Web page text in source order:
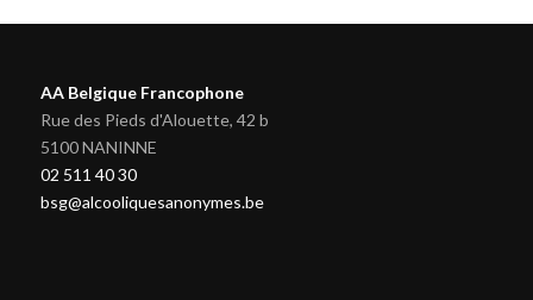
AA Belgique Francophone
Rue des Pieds d'Alouette, 42 b
5100 NANINNE
02 511 40 30
bsg@alcooliquesanonymes.be